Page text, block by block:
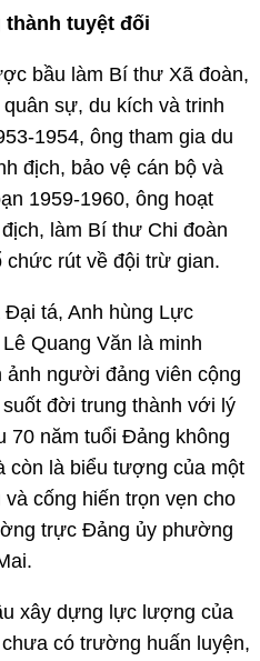
tuyệt đối
bầu làm Bí thư Xã đoàn,
sự, du kích và trinh
1954, ông tham gia du
địch, bảo vệ cán bộ và
1959-1960, ông hoạt
làm Bí thư Chi đoàn
rút về đội trừ gian.
Đại tá, Anh hùng Lực
Quang Văn là minh
người đảng viên cộng
đời trung thành với lý
70 năm tuổi Đảng không
còn là biểu tượng của một
cống hiến trọn vẹn cho
trực Đảng ủy phường
xây dựng lực lượng của
có trường huấn luyện,